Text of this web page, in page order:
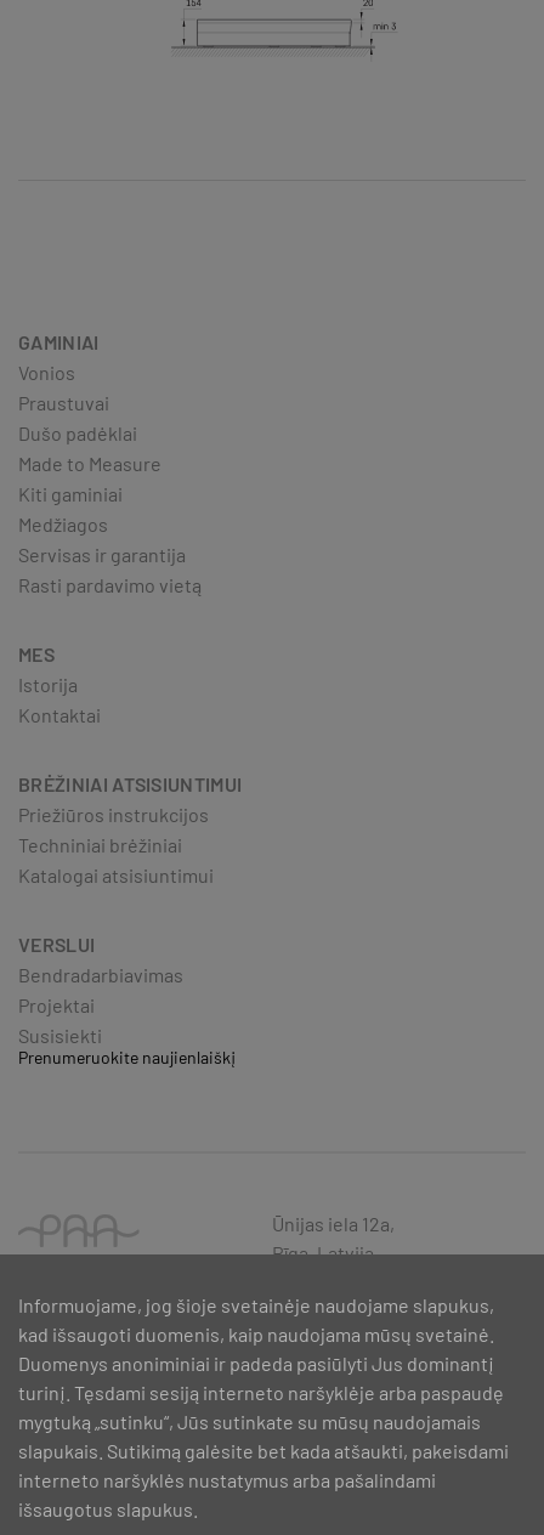
GAMINIAI
Vonios
Praustuvai
Dušo padėklai
Made to Measure
Kiti gaminiai
Medžiagos
Servisas ir garantija
Rasti pardavimo vietą
MES
Istorija
Kontaktai
BRĖŽINIAI ATSISIUNTIMUI
Priežiūros instrukcijos
Techniniai brėžiniai
Katalogai atsisiuntimui
VERSLUI
Bendradarbiavimas
Projektai
Susisiekti
Prenumeruokite naujienlaiškį
Ūnijas iela 12a,
Rīga, Latvija
Informuojame, jog šioje svetainėje naudojame slapukus,
kad išsaugoti duomenis, kaip naudojama mūsų svetainė.
Duomenys anoniminiai ir padeda pasiūlyti Jus dominantį
turinį. Tęsdami sesiją interneto naršyklėje arba paspaudę
mygtuką „sutinku“, Jūs sutinkate su mūsų naudojamais
slapukais. Sutikimą galėsite bet kada atšaukti, pakeisdami
interneto naršyklės nustatymus arba pašalindami
išsaugotus slapukus.